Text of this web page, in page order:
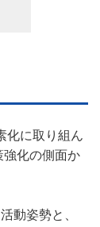
化に取り組ん
強化の側面か
動姿勢と、